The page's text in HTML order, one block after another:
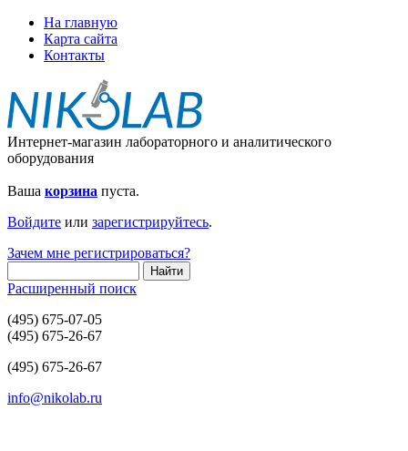
На главную
Карта сайта
Контакты
Интернет-магазин лабораторного и аналитического
оборудования
Ваша корзина пуста.
Войдите или зарегистрируйтесь.
Зачем мне регистрироваться?
Расширенный поиск
(495) 675-07-05
(495) 675-26-67
(495) 675-26-67
info@nikolab.ru